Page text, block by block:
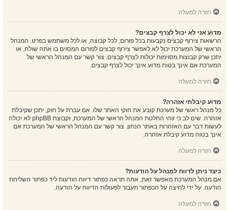
חזרה למעלה
מדוע אני לא יכול לצרף קבצים?
הרשאות צירוף קבצים נקבעות בכל פורום, לכל קבוצה, או לכל משתמש בפרט. המנהל
הראשי של המערכת יכול לא לאפשר צירוף קבצים לפורום המסוים בו אתה שולח, או
יתכן שרק קבוצות מסוימות יכולות לצרף קבצים. צור קשר עם המנהל הראשי של
המערכת אם אינך בטוח מדוע אינך יכול לצרף קבצים.
חזרה למעלה
מדוע קיבלתי אזהרה?
כל מנהל ראשי של מערכת קובע את חוקי האתר שלו. אם עברת על חוק, יתכן שקיבלת
אזהרה. שים לב כי זוהי החלטת המנהל הראשי של המערכת, וקבוצת phpBB לא יכולה
לעשות דבר עם האזהרות באתר הנתון. צור קשר עם המנהל הראשי של המערכת אם
אינך בטוח מדוע קיבלת אזהרה.
חזרה למעלה
כיצד ניתן לדווח למנהל על הודעות?
אם מנהל המערכת מאפשר זאת, אתה תראה כפתור דיווח הודעות ליד כפתור השליחת
הודעה. על ידי לחיצה על הכפתור תעבור לפעולות הדיווח על הודעה.
חזרה למעלה